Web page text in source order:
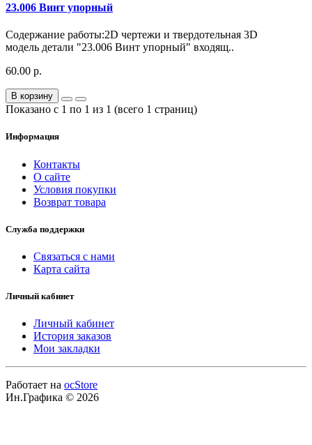
23.006 Винт упорный
Содержание работы:2D чертежи и твердотельная 3D
модель детали "23.006 Винт упорный" входящ..
60.00 р.
В корзину
Показано с 1 по 1 из 1 (всего 1 страниц)
Информация
Контакты
О сайте
Условия покупки
Возврат товара
Служба поддержки
Связаться с нами
Карта сайта
Личный кабинет
Личный кабинет
История заказов
Мои закладки
Работает на ocStore
Ин.Графика © 2026